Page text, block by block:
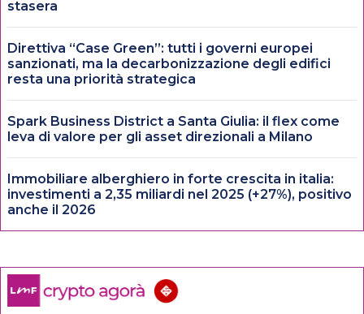
stasera
Direttiva “Case Green”: tutti i governi europei
sanzionati, ma la decarbonizzazione degli edifici
resta una priorità strategica
Spark Business District a Santa Giulia: il flex come
leva di valore per gli asset direzionali a Milano
Immobiliare alberghiero in forte crescita in italia:
investimenti a 2,35 miliardi nel 2025 (+27%), positivo
anche il 2026